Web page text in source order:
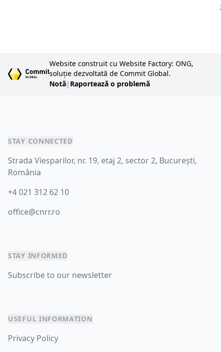
Website construit cu Website Factory: ONG,
soluție dezvoltată de Commit Global.
Notă| Raportează o problemă
STAY CONNECTED
Strada Viesparilor, nr. 19, etaj 2, sector 2, București,
România
+4 021 312 62 10
office@cnrr.ro
STAY INFORMED
Subscribe to our newsletter
USEFUL INFORMATION
Privacy Policy